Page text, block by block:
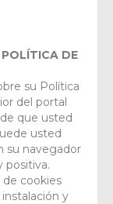
DE
su Política
del portal
que usted
usted
su navegador
positiva.
cookies
y